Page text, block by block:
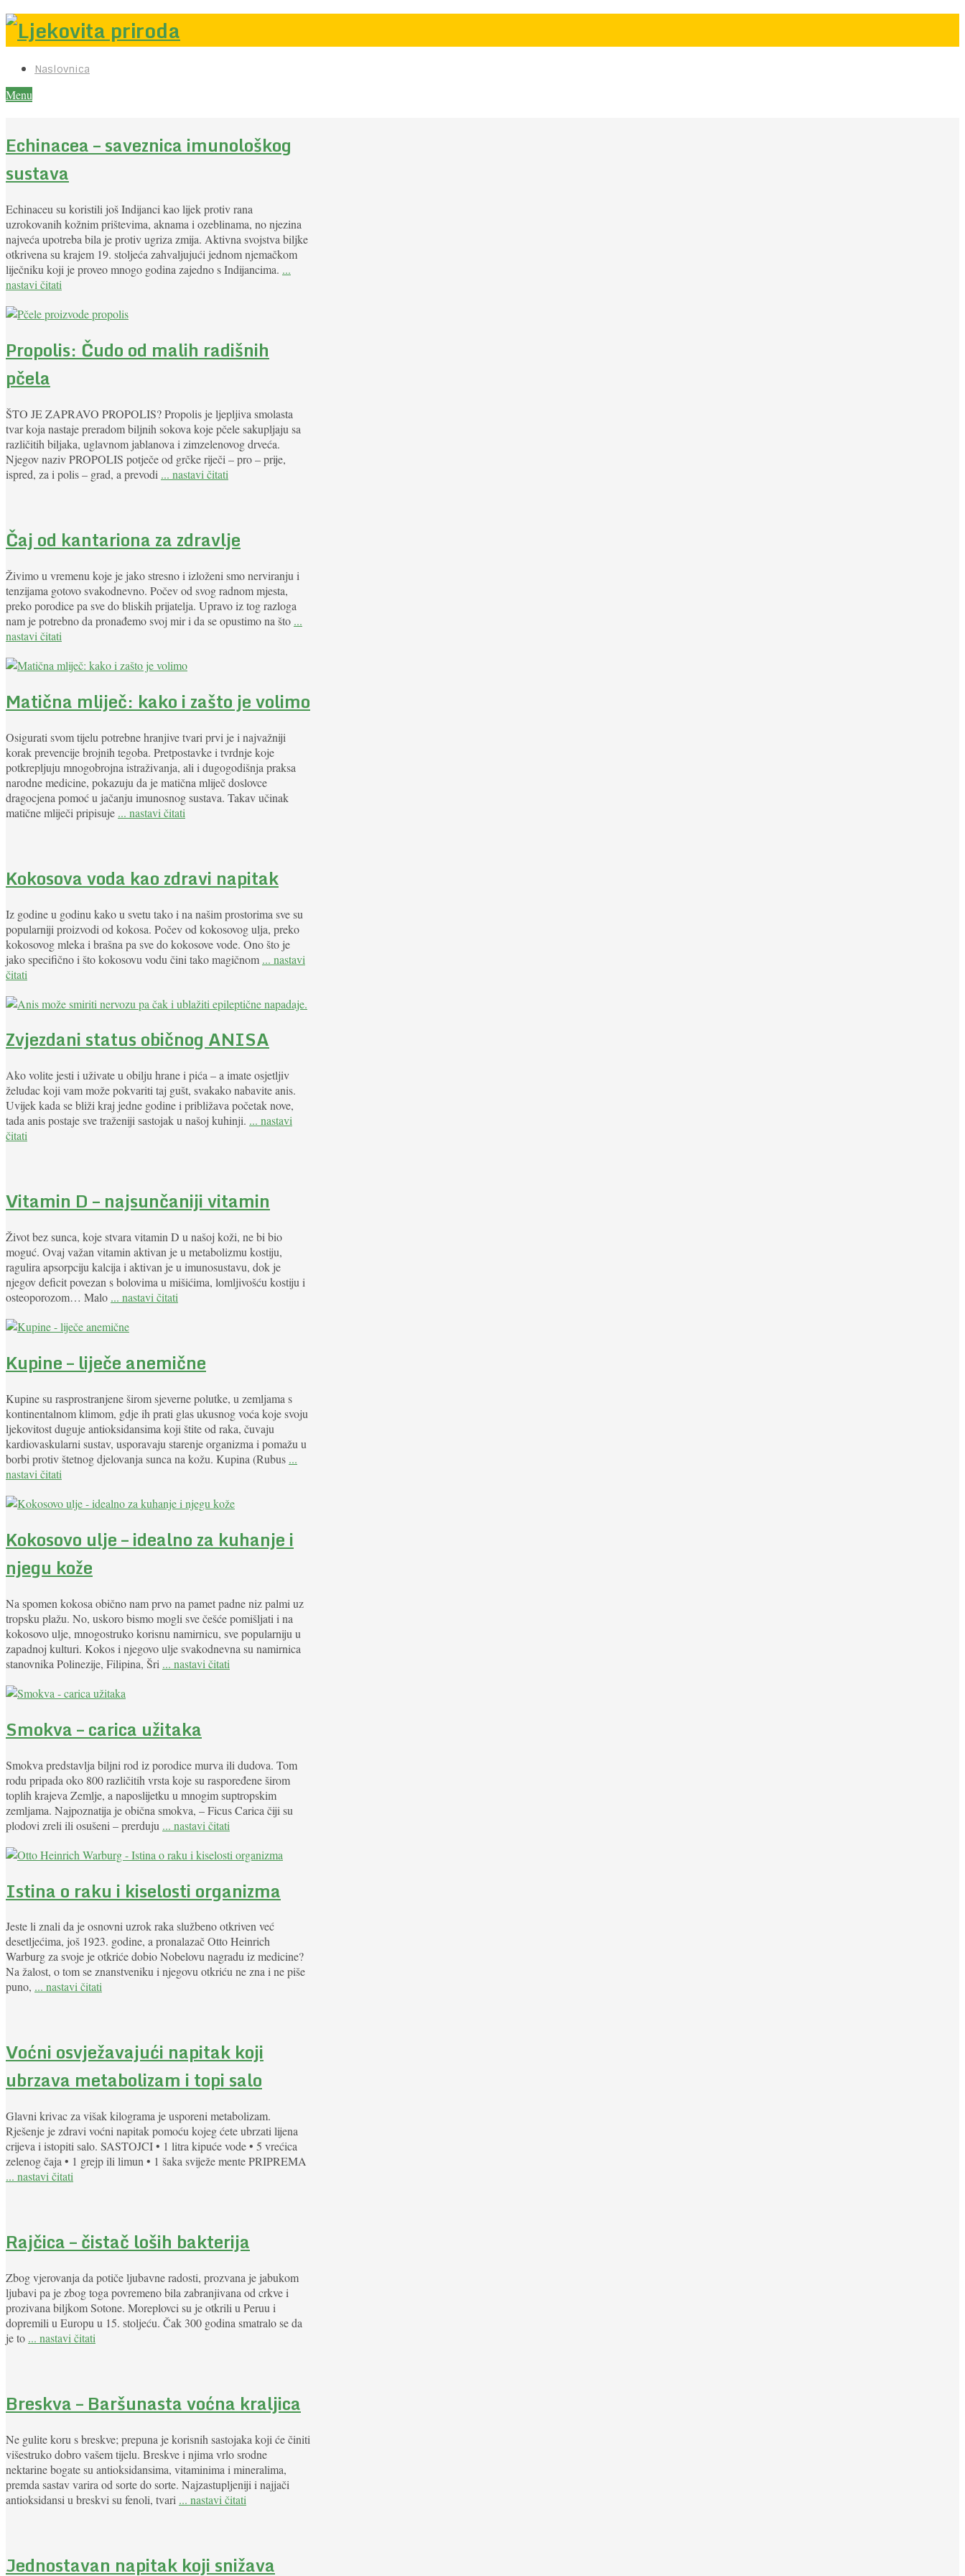
Naslovnica
Menu
Echinacea – saveznica imunološkog
sustava
Echinaceu su koristili još Indijanci kao lijek protiv rana
uzrokovanih kožnim prištevima, aknama i ozeblinama, no njezina
najveća upotreba bila je protiv ugriza zmija. Aktivna svojstva biljke
otkrivena su krajem 19. stoljeća zahvaljujući jednom njemačkom
liječniku koji je proveo mnogo godina zajedno s Indijancima. ...
nastavi čitati
Propolis: Čudo od malih radišnih
pčela
ŠTO JE ZAPRAVO PROPOLIS? Propolis je ljepljiva smolasta
tvar koja nastaje preradom biljnih sokova koje pčele sakupljaju sa
različitih biljaka, uglavnom jablanova i zimzelenovog drveća.
Njegov naziv PROPOLIS potječe od grčke riječi – pro – prije,
ispred, za i polis – grad, a prevodi ... nastavi čitati
Čaj od kantariona za zdravlje
Živimo u vremenu koje je jako stresno i izloženi smo nerviranju i
tenzijama gotovo svakodnevno. Počev od svog radnom mjesta,
preko porodice pa sve do bliskih prijatelja. Upravo iz tog razloga
nam je potrebno da pronađemo svoj mir i da se opustimo na što ...
nastavi čitati
Matična mliječ: kako i zašto je volimo
Osigurati svom tijelu potrebne hranjive tvari prvi je i najvažniji
korak prevencije brojnih tegoba. Pretpostavke i tvrdnje koje
potkrepljuju mnogobrojna istraživanja, ali i dugogodišnja praksa
narodne medicine, pokazuju da je matična mliječ doslovce
dragocjena pomoć u jačanju imunosnog sustava. Takav učinak
matične mliječi pripisuje ... nastavi čitati
Kokosova voda kao zdravi napitak
Iz godine u godinu kako u svetu tako i na našim prostorima sve su
popularniji proizvodi od kokosa. Počev od kokosovog ulja, preko
kokosovog mleka i brašna pa sve do kokosove vode. Ono što je
jako specifično i što kokosovu vodu čini tako magičnom ... nastavi
čitati
Zvjezdani status običnog ANISA
Ako volite jesti i uživate u obilju hrane i pića – a imate osjetljiv
želudac koji vam može pokvariti taj gušt, svakako nabavite anis.
Uvijek kada se bliži kraj jedne godine i približava početak nove,
tada anis postaje sve traženiji sastojak u našoj kuhinji. ... nastavi
čitati
Vitamin D – najsunčaniji vitamin
Život bez sunca, koje stvara vitamin D u našoj koži, ne bi bio
moguć. Ovaj važan vitamin aktivan je u metabolizmu kostiju,
ragulira apsorpciju kalcija i aktivan je u imunosustavu, dok je
njegov deficit povezan s bolovima u mišićima, lomljivošću kostiju i
osteoporozom… Malo ... nastavi čitati
Kupine – liječe anemične
Kupine su rasprostranjene širom sjeverne polutke, u zemljama s
kontinentalnom klimom, gdje ih prati glas ukusnog voća koje svoju
ljekovitost duguje antioksidansima koji štite od raka, čuvaju
kardiovaskularni sustav, usporavaju starenje organizma i pomažu u
borbi protiv štetnog djelovanja sunca na kožu. Kupina (Rubus ...
nastavi čitati
Kokosovo ulje – idealno za kuhanje i
njegu kože
Na spomen kokosa obično nam prvo na pamet padne niz palmi uz
tropsku plažu. No, uskoro bismo mogli sve češće pomišljati i na
kokosovo ulje, mnogostruko korisnu namirnicu, sve popularniju u
zapadnoj kulturi. Kokos i njegovo ulje svakodnevna su namirnica
stanovnika Polinezije, Filipina, Šri ... nastavi čitati
Smokva – carica užitaka
Smokva predstavlja biljni rod iz porodice murva ili dudova. Tom
rodu pripada oko 800 različitih vrsta koje su raspoređene širom
toplih krajeva Zemlje, a naposlijetku u mnogim suptropskim
zemljama. Najpoznatija je obična smokva, – Ficus Carica čiji su
plodovi zreli ili osušeni – prerduju ... nastavi čitati
Istina o raku i kiselosti organizma
Jeste li znali da je osnovni uzrok raka službeno otkriven već
desetljećima, još 1923. godine, a pronalazač Otto Heinrich
Warburg za svoje je otkriće dobio Nobelovu nagradu iz medicine?
Na žalost, o tom se znanstveniku i njegovu otkriću ne zna i ne piše
puno, ... nastavi čitati
Voćni osvježavajući napitak koji
ubrzava metabolizam i topi salo
Glavni krivac za višak kilograma je usporeni metabolizam.
Rješenje je zdravi voćni napitak pomoću kojeg ćete ubrzati lijena
crijeva i istopiti salo. SASTOJCI • 1 litra kipuće vode • 5 vrećica
zelenog čaja • 1 grejp ili limun • 1 šaka sviježe mente PRIPREMA
... nastavi čitati
Rajčica – čistač loših bakterija
Zbog vjerovanja da potiče ljubavne radosti, prozvana je jabukom
ljubavi pa je zbog toga povremeno bila zabranjivana od crkve i
prozivana biljkom Sotone. Moreplovci su je otkrili u Peruu i
dopremili u Europu u 15. stoljeću. Čak 300 godina smatralo se da
je to ... nastavi čitati
Breskva – Baršunasta voćna kraljica
Ne gulite koru s breskve; prepuna je korisnih sastojaka koji će činiti
višestruko dobro vašem tijelu. Breskve i njima vrlo srodne
nektarine bogate su antioksidansima, vitaminima i mineralima,
premda sastav varira od sorte do sorte. Najzastupljeniji i najjači
antioksidansi u breskvi su fenoli, tvari ... nastavi čitati
Jednostavan napitak koji snižava